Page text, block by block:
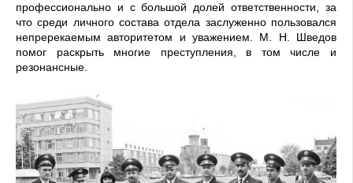
профессионально и с большой долей ответственности, за
что среди личного состава отдела заслуженно пользовался
непререкаемым авторитетом и уважением. М. Н. Шведов
помог раскрыть многие преступления, в том числе и
резонансные.